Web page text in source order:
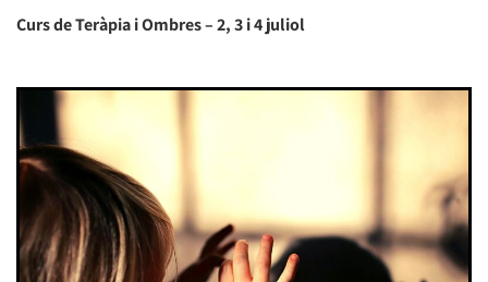
Curs de Teràpia i Ombres – 2, 3 i 4 juliol